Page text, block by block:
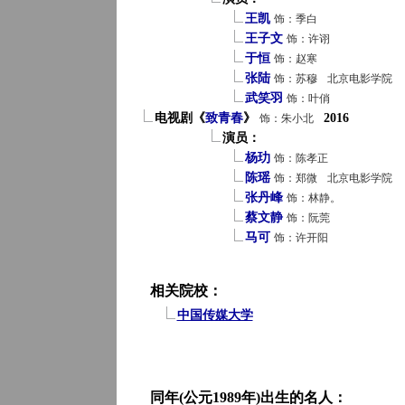
王凯 饰：季白
王子文 饰：许诩
于恒 饰：赵寒
张陆 饰：苏穆 北京电影学院
武笑羽 饰：叶俏
电视剧《致青春》 饰：朱小北
2016
演员：
杨玏 饰：陈孝正
陈瑶 饰：郑微 北京电影学院
张丹峰 饰：林静。
蔡文静 饰：阮莞
马可 饰：许开阳
相关院校：
中国传媒大学
同年(公元1989年)出生的名人：